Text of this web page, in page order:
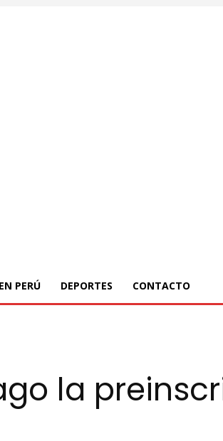
PERÚ DEPORTES CONTACTO
la